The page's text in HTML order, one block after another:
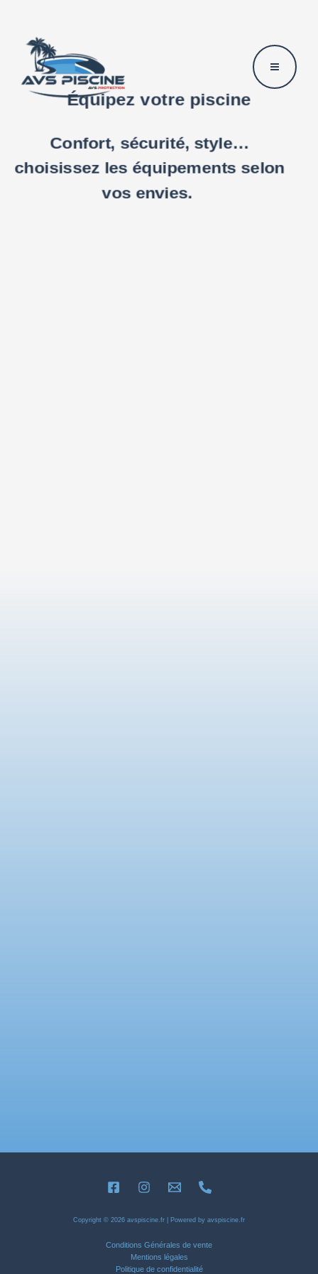
contenu
Équipez votre piscine
Confort, sécurité, style…
choisissez les équipements selon
vos envies.
Copyright © 2026 avspiscine.fr | Powered by avspiscine.fr
Conditions Générales de vente
Mentions légales
Politique de confidentialité